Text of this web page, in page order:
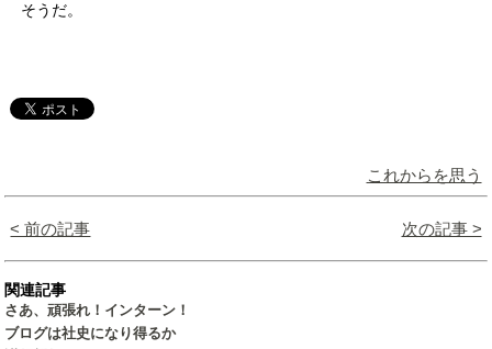
そうだ。
これからを思う
< 前の記事 次の記事 >
関連記事
さあ、頑張れ！インターン！
ブログは社史になり得るか